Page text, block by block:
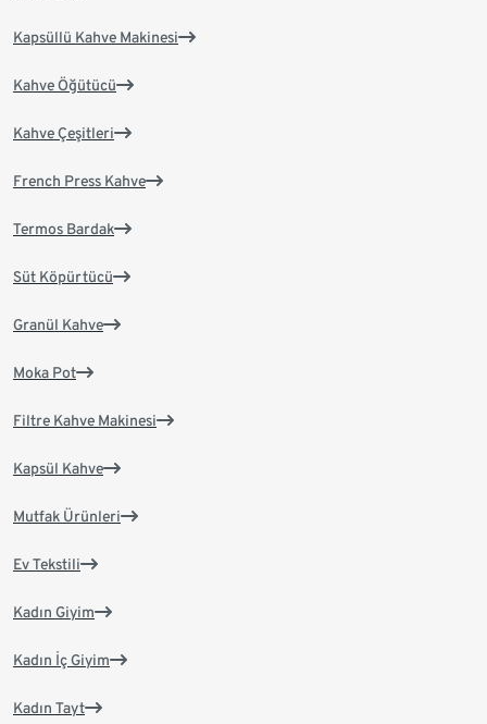
Kapsüllü Kahve Makinesi
Kahve Öğütücü
Kahve Çeşitleri
French Press Kahve
Termos Bardak
Süt Köpürtücü
Granül Kahve
Moka Pot
Filtre Kahve Makinesi
Kapsül Kahve
Mutfak Ürünleri
Ev Tekstili
Kadın Giyim
Kadın İç Giyim
Kadın Tayt